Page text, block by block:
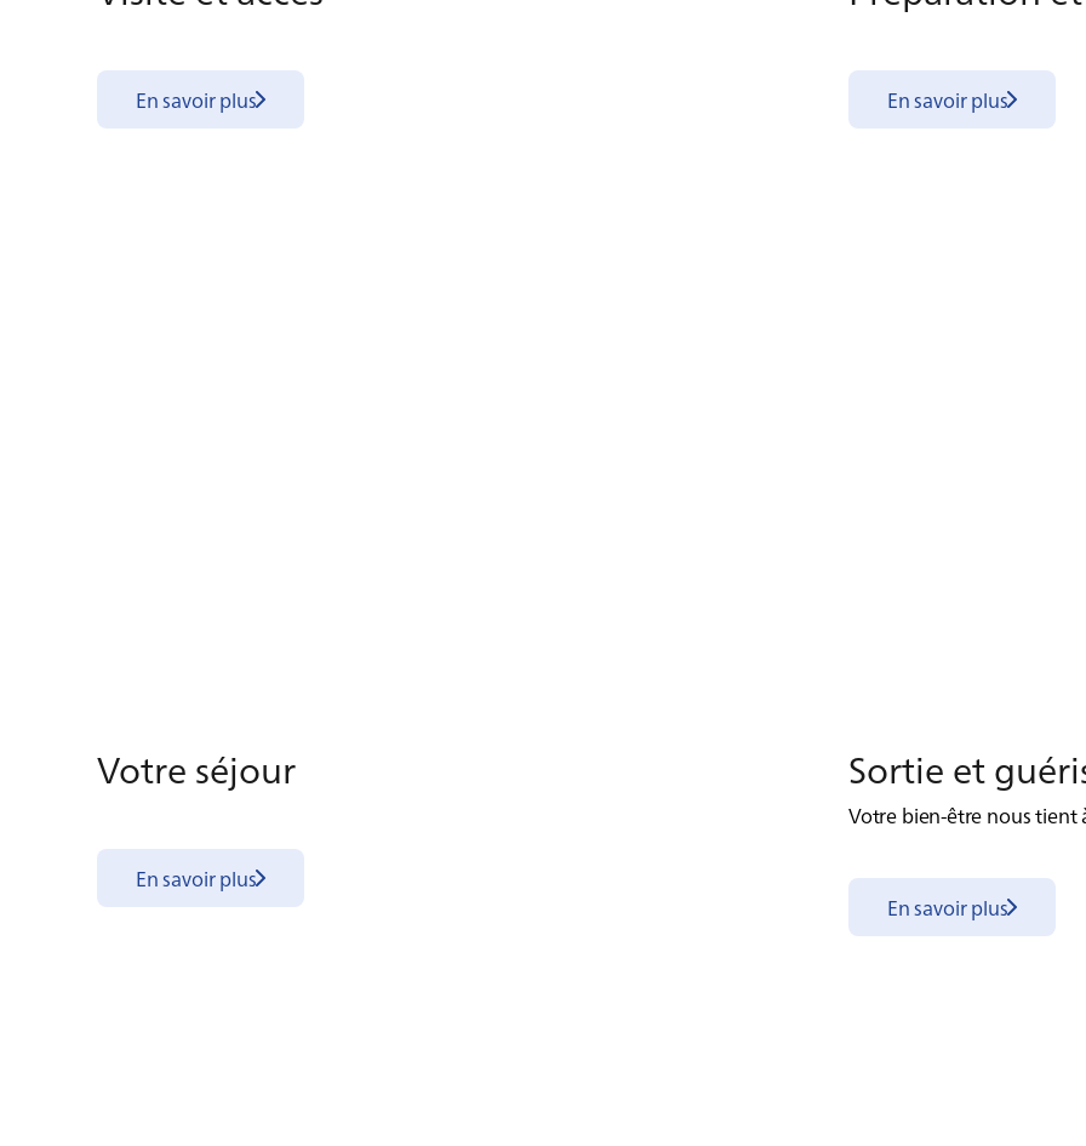
En savoir plus En savoir plus
Votre sé­jour
En savoir plus
Sor­tie et
Votre bien-être nous tient
En savoir plus